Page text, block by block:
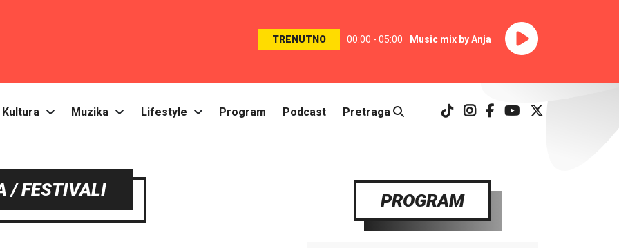
TRENUTNO 00:00 - 05:00 Music mix by Anja
Kultura Muzika Lifestyle Program Podcast Pretraga
/ FESTIVALI
PROGRAM